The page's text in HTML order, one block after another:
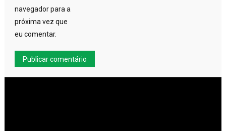
navegador para a
próxima vez que
eu comentar.